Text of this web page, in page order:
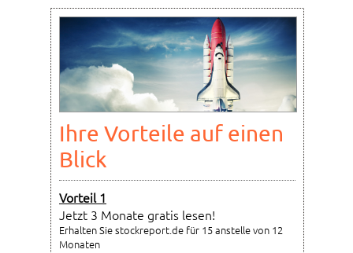
Ihre Vorteile auf einen
Blick
Vorteil 1
Jetzt 3 Monate gratis lesen!
Erhalten Sie stockreport.de für 15 anstelle von 12
Monaten